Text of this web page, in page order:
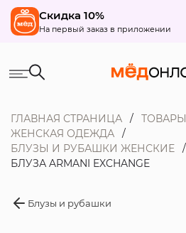
Скидка 10%
На первый заказ в приложении
ГЛАВНАЯ СТРАНИЦА ТОВАРЫ
ЖЕНСКАЯ ОДЕЖДА
БЛУЗЫ И РУБАШКИ ЖЕНСКИЕ
БЛУЗА ARMANI EXCHANGE
Блузы и рубашки